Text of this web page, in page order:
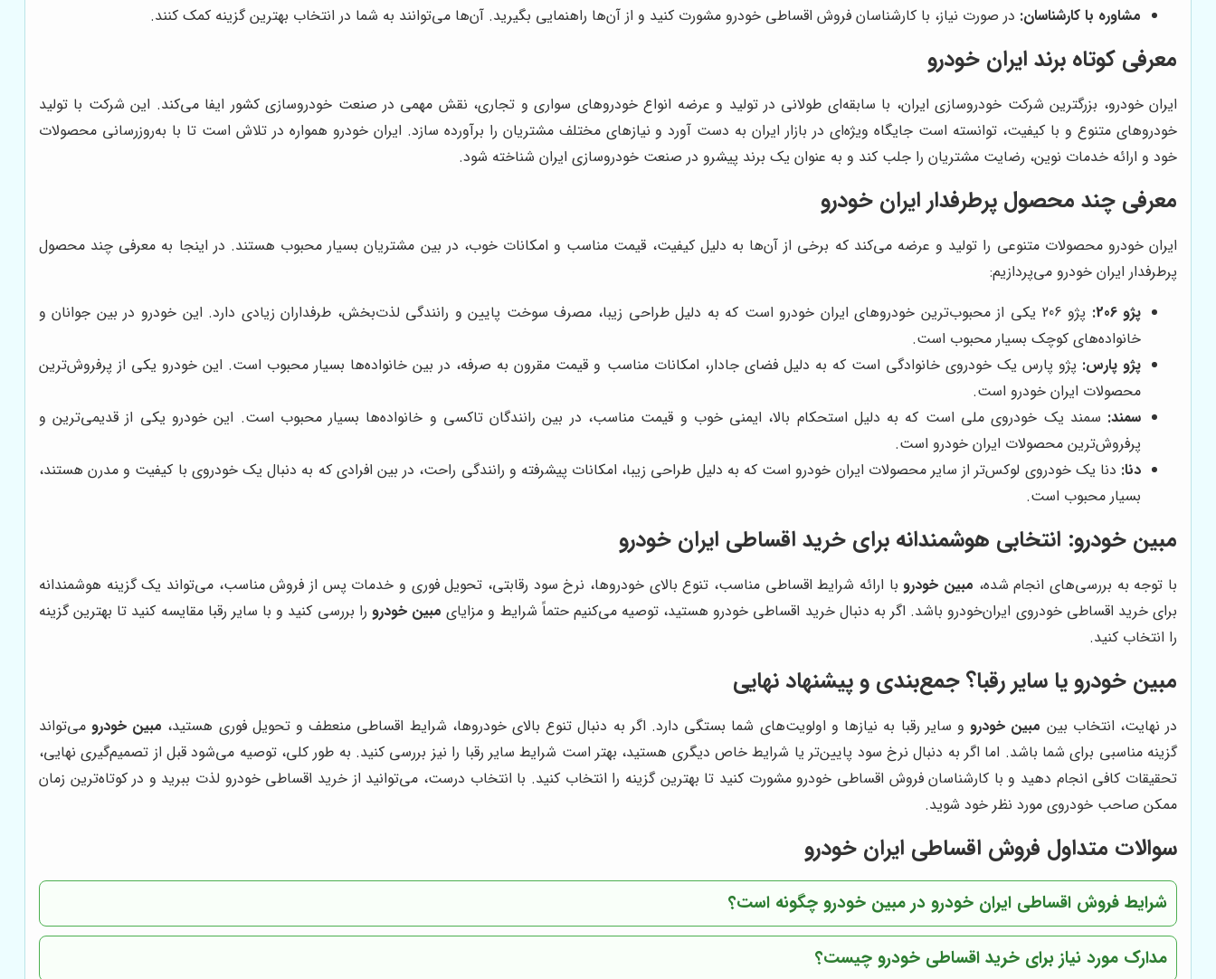
مشاوره با کارشناسان: در صورت نیاز، با کارشناسان فروش اقساطی خودرو مشورت کنید و از آن‌ها راهنمایی بگیرید. آن‌ها می‌توانند به شما در انتخاب بهترین گزینه کمک کنند.
معرفی کوتاه برند ایران خودرو
ایران خودرو، بزرگترین شرکت خودروسازی ایران، با سابقه‌ای طولانی در تولید و عرضه انواع خودروهای سواری و تجاری، نقش مهمی در صنعت خودروسازی کشور ایفا می‌کند. این شرکت با تولید
خودروهای متنوع و با کیفیت، توانسته است جایگاه ویژه‌ای در بازار ایران به دست آورد و نیازهای مختلف مشتریان را برآورده سازد. ایران خودرو همواره در تلاش است تا با به‌روزرسانی محصولات
خود و ارائه خدمات نوین، رضایت مشتریان را جلب کند و به عنوان یک برند پیشرو در صنعت خودروسازی ایران شناخته شود.
معرفی چند محصول پرطرفدار ایران خودرو
ایران خودرو محصولات متنوعی را تولید و عرضه می‌کند که برخی از آن‌ها به دلیل کیفیت، قیمت مناسب و امکانات خوب، در بین مشتریان بسیار محبوب هستند. در اینجا به معرفی چند محصول
پرطرفدار ایران خودرو می‌پردازیم:
پژو 206:
پژو 206 یکی از محبوب‌ترین خودروهای ایران خودرو است که به دلیل طراحی زیبا، مصرف سوخت پایین و رانندگی لذت‌بخش، طرفداران زیادی دارد. این خودرو در بین جوانان و
خانواده‌های کوچک بسیار محبوب است.
پژو پارس: پژو پارس یک خودروی خانوادگی است که به دلیل فضای جادار، امکانات مناسب و قیمت مقرون به صرفه، در بین خانواده‌ها بسیار محبوب است. این خودرو یکی از پرفروش‌ترین
محصولات ایران خودرو است.
سمند: سمند یک خودروی ملی است که به دلیل استحکام بالا، ایمنی خوب و قیمت مناسب، در بین رانندگان تاکسی و خانواده‌ها بسیار محبوب است. این خودرو یکی از قدیمی‌ترین و
پرفروش‌ترین محصولات ایران خودرو است.
دنا: دنا یک خودروی لوکس‌تر از سایر محصولات ایران خودرو است که به دلیل طراحی زیبا، امکانات پیشرفته و رانندگی راحت، در بین افرادی که به دنبال یک خودروی با کیفیت و مدرن هستند،
بسیار محبوب است.
مبین خودرو: انتخابی هوشمندانه برای خرید اقساطی ایران خودرو
با توجه به بررسی‌های انجام شده، مبین خودرو با ارائه شرایط اقساطی مناسب، تنوع بالای خودروها، نرخ سود رقابتی، تحویل فوری و خدمات پس از فروش مناسب، می‌تواند یک گزینه هوشمندانه
برای خرید اقساطی خودروی ایران‌خودرو باشد. اگر به دنبال خرید اقساطی خودرو هستید، توصیه می‌کنیم حتماً شرایط و مزایای مبین خودرو را بررسی کنید و با سایر رقبا مقایسه کنید تا بهترین گزینه
را انتخاب کنید.
مبین خودرو یا سایر رقبا؟ جمع‌بندی و پیشنهاد نهایی
در نهایت، انتخاب بین مبین خودرو و سایر رقبا به نیازها و اولویت‌های شما بستگی دارد. اگر به دنبال تنوع بالای خودروها، شرایط اقساطی منعطف و تحویل فوری هستید، مبین خودرو می‌تواند
گزینه مناسبی برای شما باشد. اما اگر به دنبال نرخ سود پایین‌تر یا شرایط خاص دیگری هستید، بهتر است شرایط سایر رقبا را نیز بررسی کنید. به طور کلی، توصیه می‌شود قبل از تصمیم‌گیری نهایی،
تحقیقات کافی انجام دهید و با کارشناسان فروش اقساطی خودرو مشورت کنید تا بهترین گزینه را انتخاب کنید. با انتخاب درست، می‌توانید از خرید اقساطی خودرو لذت ببرید و در کوتاه‌ترین زمان
ممکن صاحب خودروی مورد نظر خود شوید.
سوالات متداول فروش اقساطی ایران خودرو
شرایط فروش اقساطی ایران خودرو در مبین خودرو چگونه است؟
مدارک مورد نیاز برای خرید اقساطی خودرو چیست؟